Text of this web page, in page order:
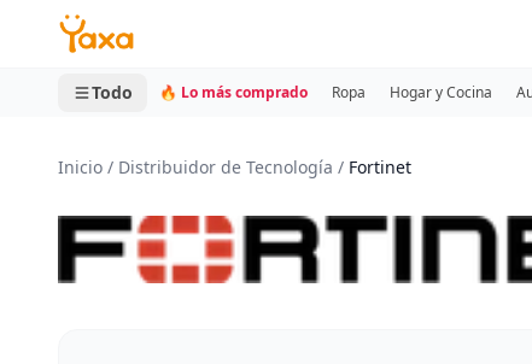
MINI CARRITO
0 productos
Todo 🔥 Lo más comprado Ropa Hogar y Cocina
Inicio / Distribuidor de Tecnología / Fortinet